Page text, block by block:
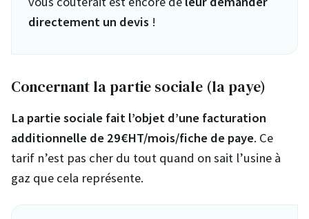
directement un devis !
Concernant la partie sociale (la paye)
La partie sociale fait l’objet d’une facturation
additionnelle de 29€HT/mois/fiche de paye. Ce
tarif n’est pas cher du tout quand on sait l’usine à
gaz que cela représente.